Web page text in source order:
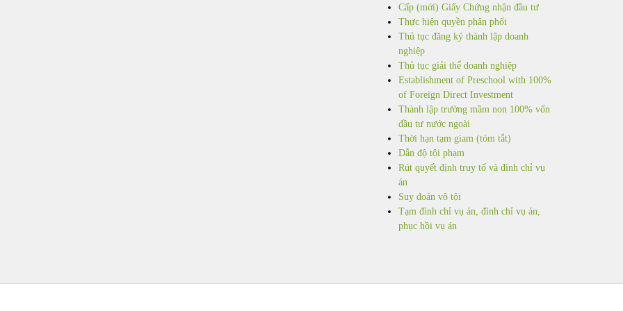
Cấp (mới) Giấy Chứng nhận đầu tư
Thực hiện quyền phân phối
Thủ tục đăng ký thành lập doanh
nghiệp
Thủ tục giải thể doanh nghiệp
Establishment of Preschool with 100%
of Foreign Direct Investment
Thành lập trường mầm non 100% vốn
đầu tư nước ngoài
Thời hạn tạm giam (tóm tắt)
Dẫn độ tội phạm
Rút quyết định truy tố và đình chỉ vụ
án
Suy đoán vô tội
Tạm đình chỉ vụ án, đình chỉ vụ án,
phục hồi vụ án